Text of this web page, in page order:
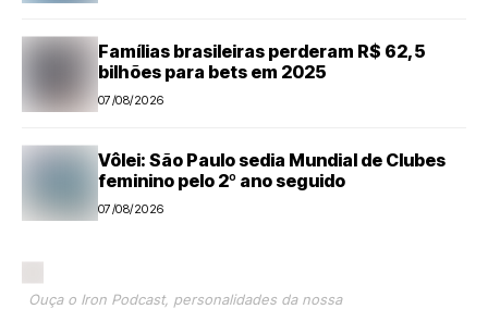
Famílias brasileiras perderam R$ 62,5
bilhões para bets em 2025
07/08/2026
Vôlei: São Paulo sedia Mundial de Clubes
feminino pelo 2º ano seguido
07/08/2026
Ouça o Iron Podcast, personalidades da nossa